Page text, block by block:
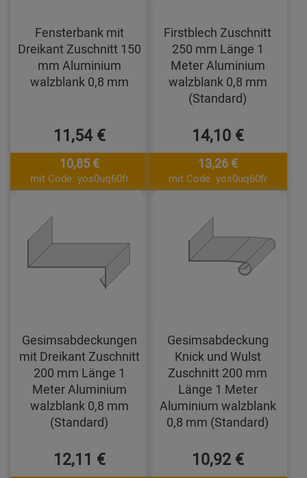
Fensterbank mit
Dreikant Zuschnitt 150
mm Aluminium
walzblank 0,8 mm
11,54 €
10,85 €
mit Code: yos0uq60fr
Firstblech Zuschnitt
250 mm Länge 1
Meter Aluminium
walzblank 0,8 mm
(Standard)
14,10 €
13,26 €
mit Code: yos0uq60fr
Gesimsabdeckungen
mit Dreikant Zuschnitt
200 mm Länge 1
Meter Aluminium
walzblank 0,8 mm
(Standard)
12,11 €
Gesimsabdeckung
Knick und Wulst
Zuschnitt 200 mm
Länge 1 Meter
Aluminium walzblank
0,8 mm (Standard)
10,92 €